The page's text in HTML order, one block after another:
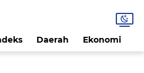
Daerah Ekonomi